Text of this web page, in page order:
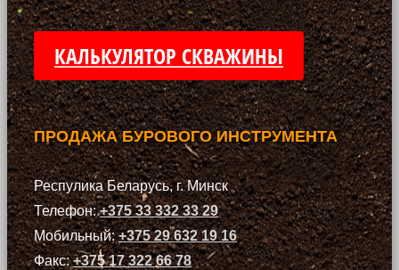
КАЛЬКУЛЯТОР СКВАЖИНЫ
ПРОДАЖА БУРОВОГО ИНСТРУМЕНТА
Респулика Беларусь, г. Минск
Телефон:+375 33 332 33 29
Мобильный:+375 29 632 19 16
Факс:+375 17 322 66 78